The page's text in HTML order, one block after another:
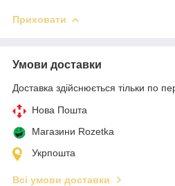
Приховати
Умови доставки
Доставка здійснюється тільки по
Нова Пошта
Магазини Rozetka
Укрпошта
Всі умови доставки